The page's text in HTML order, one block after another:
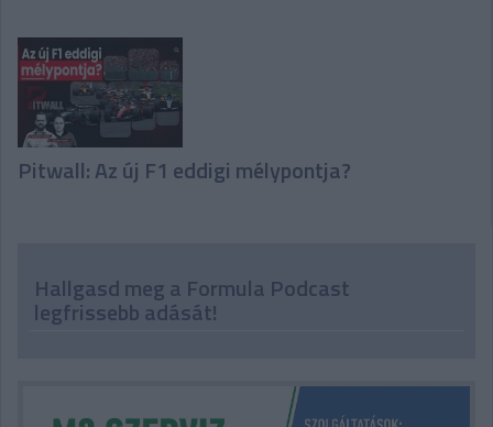
Pitwall: Az új F1 eddigi mélypontja?
Hallgasd meg a Formula Podcast
legfrissebb adását!